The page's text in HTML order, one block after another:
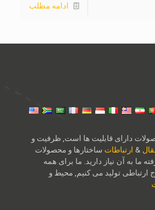
ادامه مطلب
دارای قابلیت ها است, ظرفیت و
& ارتباطات ساختارها و محصولات
ما به آن نیاز دارید. ما برای همه
ارتباطی تولید می کنیم, محیط و